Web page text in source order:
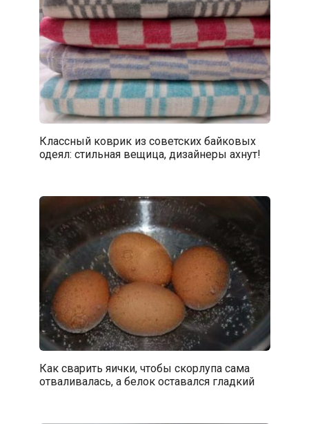
Классный коврик из советских байковых
одеял: стильная вещица, дизайнеры ахнут!
Как сварить яички, чтобы скорлупа сама
отваливалась, а белок оставался гладкий